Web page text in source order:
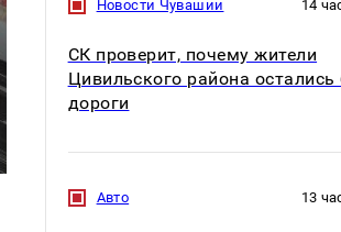
В ОАЭ произошло
криптомиллионера
Новости Чувашии 14
СК проверит, почему жители
Цивильского района остались
дороги
Авто 13